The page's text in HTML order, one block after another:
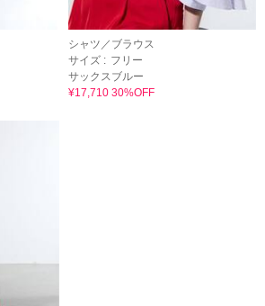
シャツ／ブラウス
サイズ : フリー
サックスブルー
¥17,710 30%OFF